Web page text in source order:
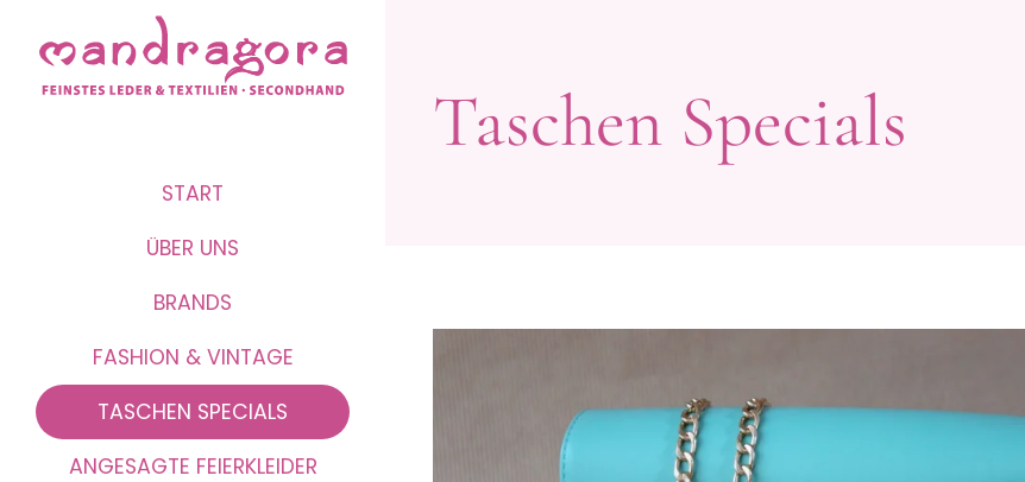
START
ÜBER UNS
BRANDS
FASHION & VINTAGE
TASCHEN SPECIALS
ANGESAGTE FEIERKLEIDER
Taschen Specials